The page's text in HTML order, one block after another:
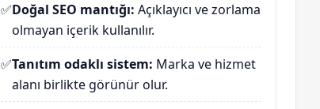
✅Doğal SEO mantığı: Açıklayıcı ve zorlama
olmayan içerik kullanılır.
✅Tanıtım odaklı sistem: Marka ve hizmet
alanı birlikte görünür olur.